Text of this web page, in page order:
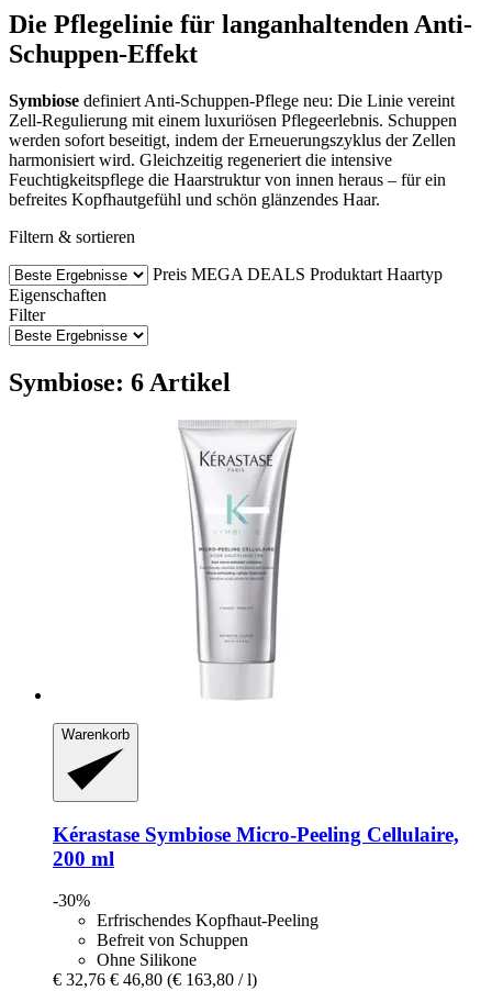
Die Pflegelinie für langanhaltenden Anti-
Schuppen-Effekt
Symbiose definiert Anti-Schuppen-Pflege neu: Die Linie vereint
Zell-Regulierung mit einem luxuriösen Pflegeerlebnis. Schuppen
werden sofort beseitigt, indem der Erneuerungszyklus der Zellen
harmonisiert wird. Gleichzeitig regeneriert die intensive
Feuchtigkeitspflege die Haarstruktur von innen heraus – für ein
befreites Kopfhautgefühl und schön glänzendes Haar.
Filtern & sortieren
Preis MEGA DEALS Produktart Haartyp
Eigenschaften
Filter
Symbiose: 6 Artikel
Warenkorb
Kérastase Symbiose Micro-​Peeling Cellulaire,
200 ml
-30%
Erfrischendes Kopfhaut-Peeling
Befreit von Schuppen
Ohne Silikone
€ 32,76 € 46,80 (€ 163,80 / l)